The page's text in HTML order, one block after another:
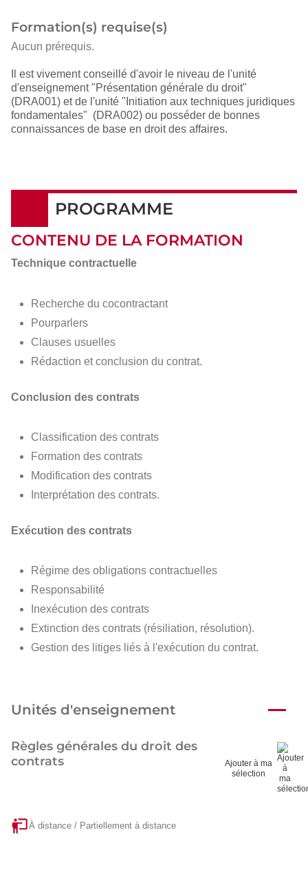
Formation(s) requise(s)
Aucun prérequis.
Il est vivement conseillé d'avoir le niveau de l'unité
d'enseignement "Présentation générale du droit"
(DRA001) et de l'unité "Initiation aux techniques juridiques
fondamentales" (DRA002) ou posséder de bonnes
connaissances de base en droit des affaires.
PROGRAMME
CONTENU DE LA FORMATION
Technique contractuelle
Recherche du cocontractant
Pourparlers
Clauses usuelles
Rédaction et conclusion du contrat.
Conclusion des contrats
Classification des contrats
Formation des contrats
Modification des contrats
Interprétation des contrats.
Exécution des contrats
Régime des obligations contractuelles
Responsabilité
Inexécution des contrats
Extinction des contrats (résiliation, résolution).
Gestion des litiges liés à l'exécution du contrat.
Unités d'enseignement
Règles générales du droit des
contrats
Ajouter à ma
sélection
À distance / Partiellement à distance